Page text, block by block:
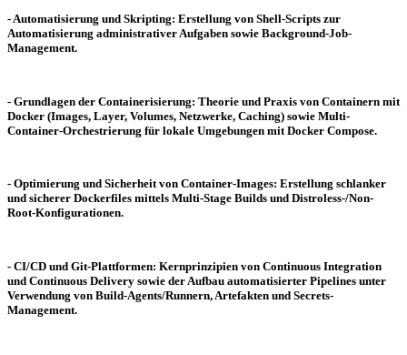
- Automatisierung und Skripting: Erstellung von Shell-Scripts zur
Automatisierung administrativer Aufgaben sowie Background-Job-
Management.
- Grundlagen der Containerisierung: Theorie und Praxis von Containern mit
Docker (Images, Layer, Volumes, Netzwerke, Caching) sowie Multi-
Container-Orchestrierung für lokale Umgebungen mit Docker Compose.
- Optimierung und Sicherheit von Container-Images: Erstellung schlanker
und sicherer Dockerfiles mittels Multi-Stage Builds und Distroless-/Non-
Root-Konfigurationen.
- CI/CD und Git-Plattformen: Kernprinzipien von Continuous Integration
und Continuous Delivery sowie der Aufbau automatisierter Pipelines unter
Verwendung von Build-Agents/Runnern, Artefakten und Secrets-
Management.